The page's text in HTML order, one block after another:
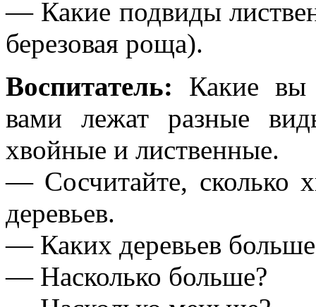
— Какие подвиды
березовая роща).
Воспитатель: Какие вы
вами лежат разные
хвойные и лиственные.
— Сосчитайте, сколько
деревьев.
— Каких деревьев
— Насколько больше?